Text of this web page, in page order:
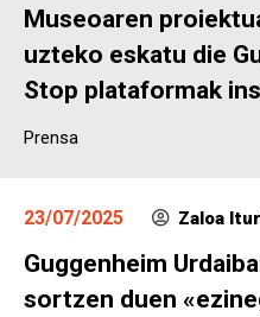
Museoaren
uzteko eskatu die
Stop plataformak
Prensa
23/07/2025 Zaloa
Guggenheim
sortzen duen